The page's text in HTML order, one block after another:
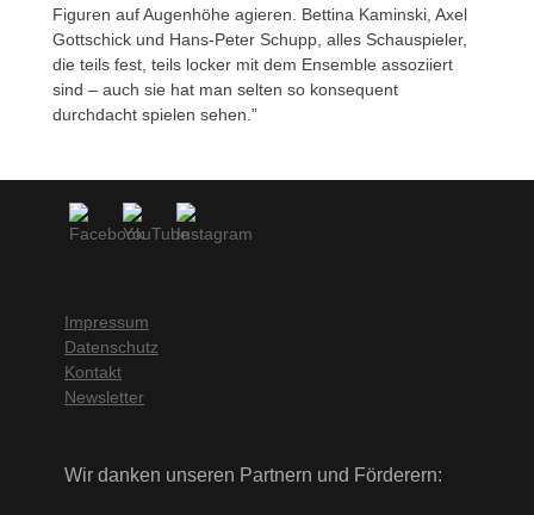
Figuren auf Augenhöhe agieren. Bettina Kaminski, Axel
Gottschick und Hans-Peter Schupp, alles Schauspieler,
die teils fest, teils locker mit dem Ensemble assoziiert
sind – auch sie hat man selten so konsequent
durchdacht spielen sehen.”
Impressum
Datenschutz
Kontakt
Newsletter
Wir danken unseren Partnern und Förderern: